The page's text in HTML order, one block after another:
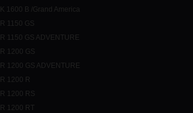
K 1600 B /Grand America
R 1150 GS
R 1150 GS ADVENTURE
R 1200 GS
R 1200 GS ADVENTURE
R 1200 R
R 1200 RS
R 1200 RT